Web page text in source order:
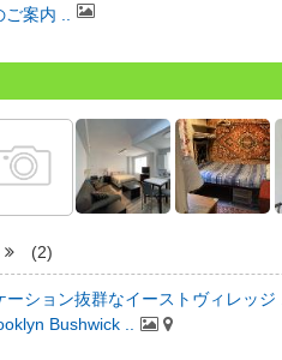
案内 ..
(2)
ション抜群なイーストヴィレッジ ..
Bushwick ..